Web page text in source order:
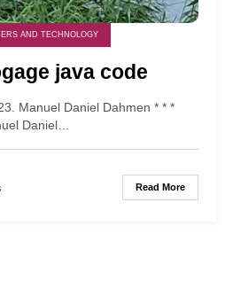
AND TECHNOLOGY
java code
Manuel Daniel Dahmen * * *
Daniel…
Read More